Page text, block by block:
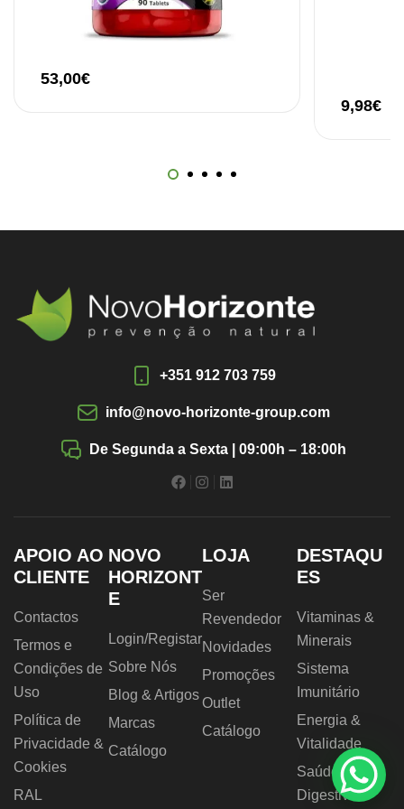
53,00€
9,98€
+351 912 703 759
info@novo-horizonte-group.com
De Segunda a Sexta | 09:00h – 18:00h
APOIO AO
CLIENTE
Contactos
Termos e
Condições de
Uso
Política de
Privacidade &
Cookies
RAL
NOVO
HORIZONT
E
Login/Registar
Sobre Nós
Blog & Artigos
Marcas
Catálogo
LOJA
Ser
Revendedor
Novidades
Promoções
Outlet
Catálogo
DESTAQU
ES
Vitaminas &
Minerais
Sistema
Imunitário
Energia &
Vitalidade
Saúde
Digestiva